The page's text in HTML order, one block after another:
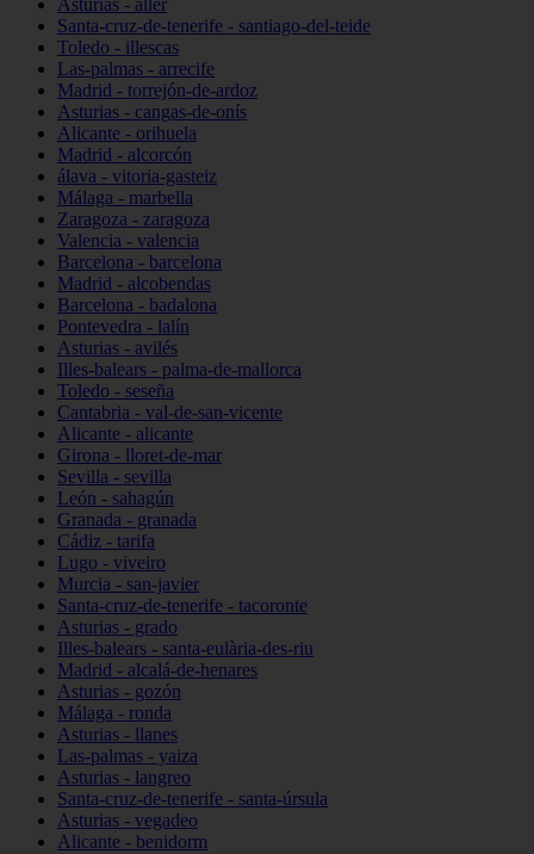
Asturias - aller
Santa-cruz-de-tenerife - santiago-del-teide
Toledo - illescas
Las-palmas - arrecife
Madrid - torrejón-de-ardoz
Asturias - cangas-de-onís
Alicante - orihuela
Madrid - alcorcón
álava - vitoria-gasteiz
Málaga - marbella
Zaragoza - zaragoza
Valencia - valencia
Barcelona - barcelona
Madrid - alcobendas
Barcelona - badalona
Pontevedra - lalín
Asturias - avilés
Illes-balears - palma-de-mallorca
Toledo - seseña
Cantabria - val-de-san-vicente
Alicante - alicante
Girona - lloret-de-mar
Sevilla - sevilla
León - sahagún
Granada - granada
Cádiz - tarifa
Lugo - viveiro
Murcia - san-javier
Santa-cruz-de-tenerife - tacoronte
Asturias - grado
Illes-balears - santa-eulària-des-riu
Madrid - alcalá-de-henares
Asturias - gozón
Málaga - ronda
Asturias - llanes
Las-palmas - yaiza
Asturias - langreo
Santa-cruz-de-tenerife - santa-úrsula
Asturias - vegadeo
Alicante - benidorm